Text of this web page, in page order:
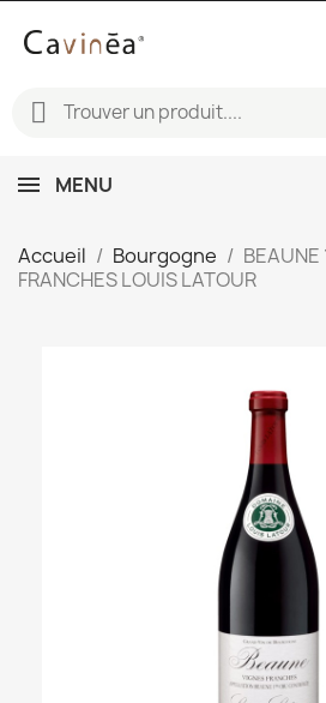
MENU
Accueil Bourgogne
BEAUNE
FRANCHES LOUIS LATOUR